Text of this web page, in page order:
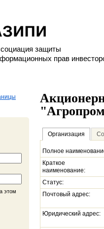
защиты
прав
этом
Организация
Полное
Краткое
наименование:
Статус:
Почтовый адрес:
Юридический адрес: